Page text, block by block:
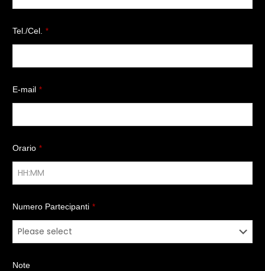
Tel./Cel. *
E-mail *
Orario *
Numero Partecipanti *
Note